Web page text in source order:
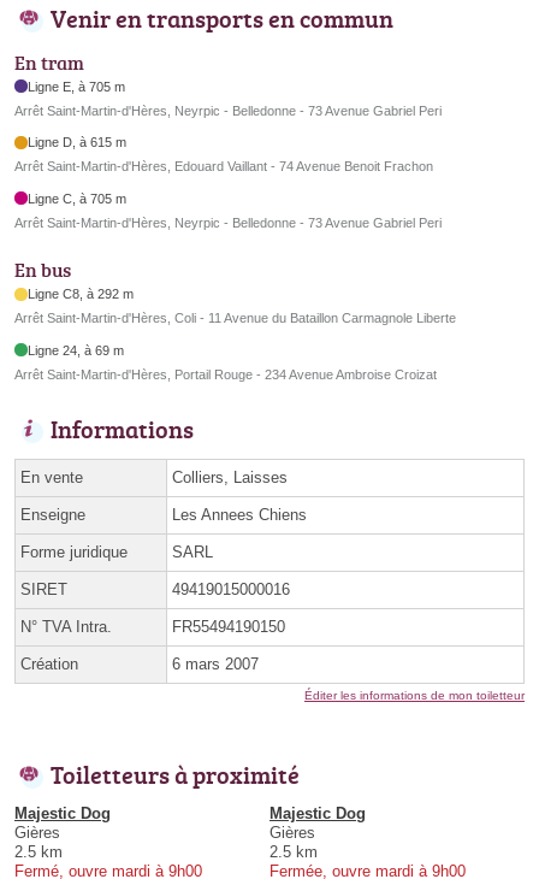
Venir en transports en commun
En tram
Ligne E, à 705 m
Arrêt Saint-Martin-d'Hères, Neyrpic - Belledonne - 73 Avenue Gabriel Peri
Ligne D, à 615 m
Arrêt Saint-Martin-d'Hères, Edouard Vaillant - 74 Avenue Benoit Frachon
Ligne C, à 705 m
Arrêt Saint-Martin-d'Hères, Neyrpic - Belledonne - 73 Avenue Gabriel Peri
En bus
Ligne C8, à 292 m
Arrêt Saint-Martin-d'Hères, Coli - 11 Avenue du Bataillon Carmagnole Liberte
Ligne 24, à 69 m
Arrêt Saint-Martin-d'Hères, Portail Rouge - 234 Avenue Ambroise Croizat
Informations
En vente Colliers, Laisses
Enseigne Les Annees Chiens
Forme juridique SARL
SIRET 49419015000016
N° TVA Intra. FR55494190150
Création 6 mars 2007
Éditer les informations de mon toiletteur
Toiletteurs à proximité
Majestic Dog
Gières
2.5 km
Fermé, ouvre mardi à 9h00
Majestic Dog
Gières
2.5 km
Fermée, ouvre mardi à 9h00